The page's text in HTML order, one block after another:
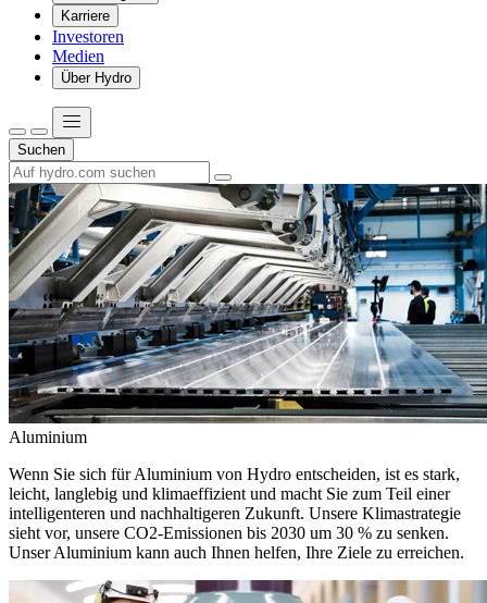
Karriere
Investoren
Medien
Über Hydro
Suchen
Aluminium
Wenn Sie sich für Aluminium von Hydro entscheiden, ist es stark,
leicht, langlebig und klimaeffizient und macht Sie zum Teil einer
intelligenteren und nachhaltigeren Zukunft. Unsere Klimastrategie
sieht vor, unsere CO2-Emissionen bis 2030 um 30 % zu senken.
Unser Aluminium kann auch Ihnen helfen, Ihre Ziele zu erreichen.